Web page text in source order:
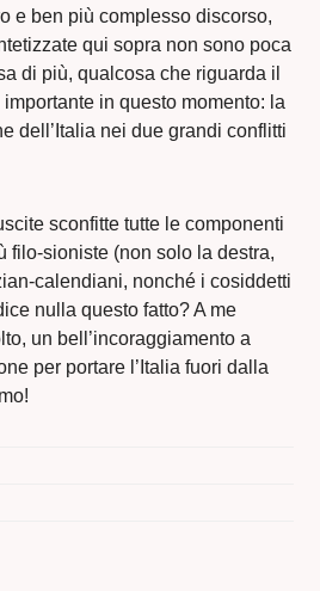
e ben più complesso discorso,
qui sopra non sono poca
di più, qualcosa che riguarda il
in questo momento: la
dell’Italia nei due grandi conflitti
sconfitte tutte le componenti
filo-sioniste (non solo la destra,
calendiani, nonché i cosiddetti
nulla questo fatto? A me
un bell’incoraggiamento a
per portare l’Italia fuori dalla